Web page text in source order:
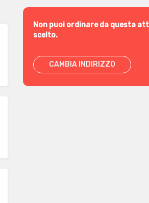
Non puoi ordinare da questa
scelto.
CAMBIA INDIRIZZO